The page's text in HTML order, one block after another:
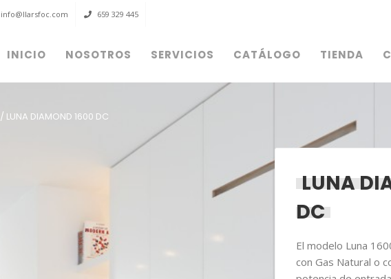
info@llarsfoc.com 659 329 445
Acceder
NOMBRE DE USUARIO O CORREO ELECTRÓNICO
OBLIGATORIO
INICIO NOSOTROS SERVICIOS CATÁLOGO TIENDA
/ LUNA DIAMOND 1600 DC
LUNA
DC
El modelo Luna
con Gas Natural o